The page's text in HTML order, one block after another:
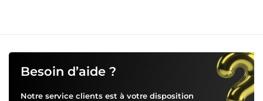
Besoin d’aide ?
Notre service clients est à votre disposition